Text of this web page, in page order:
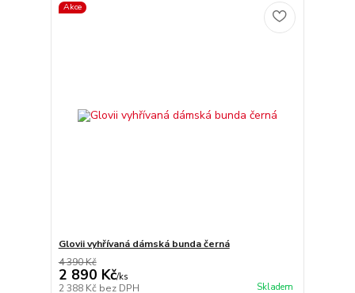
Akce
Glovii vyhřívaná dámská bunda černá
4 390 Kč
2 890 Kč/ks
2 388 Kč bez DPH Skladem